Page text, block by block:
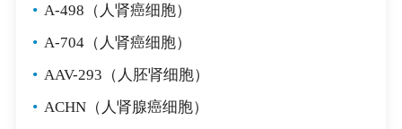
• A-498（人肾癌细胞）
• A-704（人肾癌细胞）
• AAV-293（人胚肾细胞）
• ACHN（人肾腺癌细胞）